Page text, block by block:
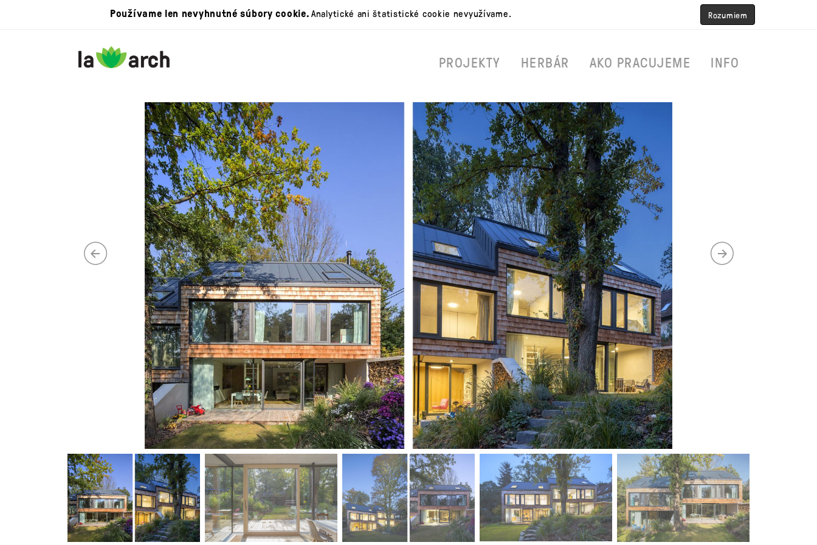
Používame len nevyhnutné súbory cookie. Analytické ani štatistické cookie nevyužívame. Rozumiem
PROJEKTY HERBÁR AKO PRACUJEME INFO